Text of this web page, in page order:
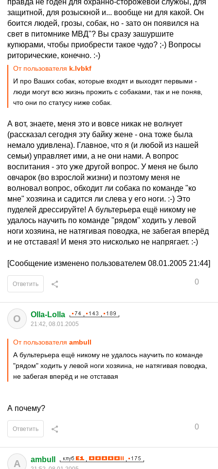
правда не годен для охранно-сторожевой службы, для
защитной, для розыскной и... вообще ни для какой. Он
боится людей, грозы, собак, но - зато он появился на
свет в питомнике МВД"? Вы сразу зашуршите
купюрами, чтобы приобрести такое чудо? ;-) Вопросы
риторические, конечно. :-)
От пользователя k.lvbkf
И про Ваших собак, которые входят и выходят первыми -
люди могут всю жизнь прожить с собаками, так и не поняв,
что они по статусу ниже собак.
А вот, знаете, меня это и вовсе никак не волнует
(рассказал сегодня эту байку жене - она тоже была
немало удивлена). Главное, что я (и любой из нашей
семьи) управляет ими, а не они нами. А вопрос
воспитания - это уже другой вопрос. У меня не было
овчарок (во взрослой жизни) и поэтому меня не
волновал вопрос, обходит ли собака по команде "ко
мне" хозяина и садится ли слева у его ноги. :-) Это
пуделей дрессируйте! А бультерьера ещё никому не
удалось научить по команде "рядом" ходить у левой
ноги хозяина, не натягивая поводка, не забегая вперёд
и не отставая! И меня это нисколько не напрягает. :-)
[Сообщение изменено пользователем 08.01.2005 21:44]
0
Ответить
O Olla-Lolla
21:42, 08.01.2005
От пользователя ambull
А бультерьера ещё никому не удалось научить по команде
"рядом" ходить у левой ноги хозяина, не натягивая поводка,
не забегая вперёд и не отставая
А почему?
0
Ответить
A ambull